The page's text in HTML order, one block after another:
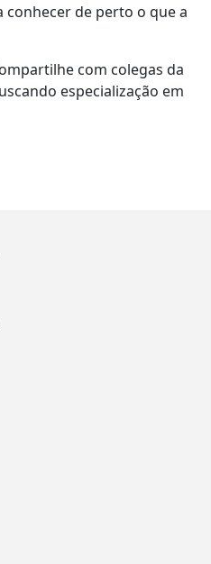
conhecer de perto o que a
com colegas da
especialização em